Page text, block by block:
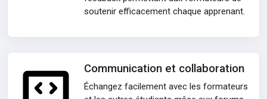
soutenir efficacement chaque apprenant.
Communication et collaboration
Échangez facilement avec les formateurs